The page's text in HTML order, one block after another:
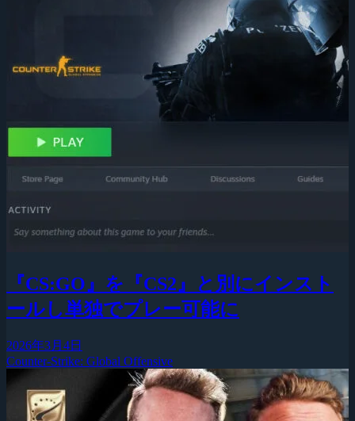
『CS:GO』を『CS2』と別にインスト
ールし単独でプレー可能に
2026年3月4日
Counter-Strike: Global Offensive